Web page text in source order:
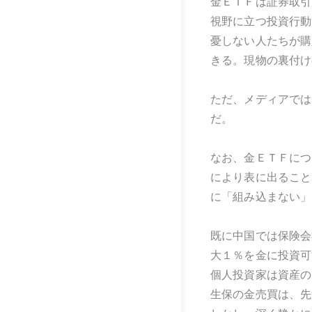
視野に立つ投資行
憂しない人たちが
きる。現物の裏付
ただ、メディアで
だ。
なお、金ＥＴＦに
により表に出るこ
に「組み込まない
既に中国では保険
大１％を金に投資
個人投資家は資産
生保の金売買は、